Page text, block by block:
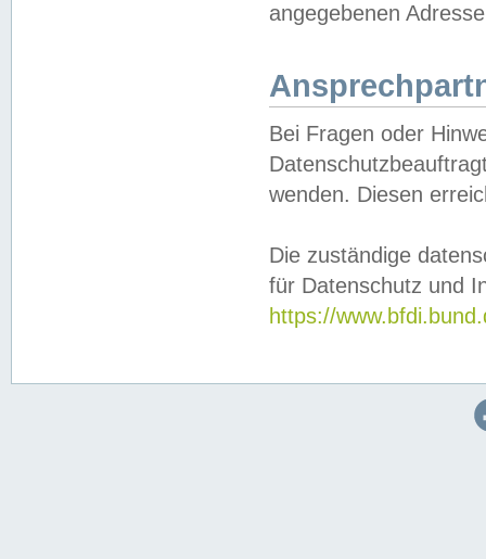
angegebenen
Bei Fragen oder
wenden. Diesen
Die zuständige
für Datenschutz und
https://